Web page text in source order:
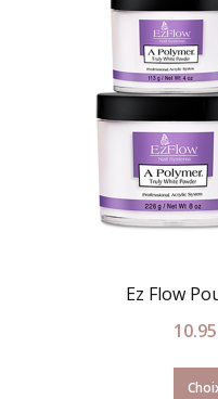
Ez Flow
10.95